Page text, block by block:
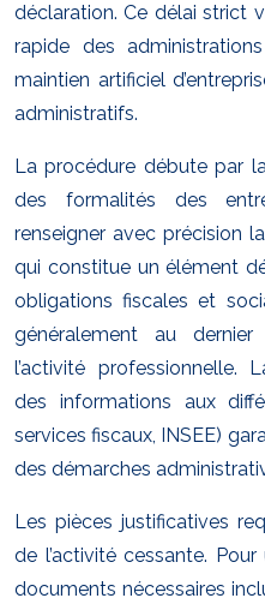
déclaration. Ce délai strict
rapide des
maintien artificiel
administratifs.
La procédure débute par
des formalités des
renseigner avec précision
qui constitue un élément
obligations fiscales et
généralement au
l’activité professionnelle.
des informations aux
services fiscaux, INSEE)
des démarches
Les pièces justificatives
de l’activité cessante.
documents nécessaires